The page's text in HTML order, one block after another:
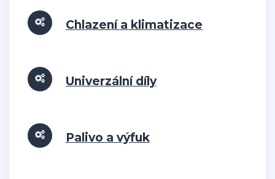
Chlazení a klimatizace
Univerzální díly
Palivo a výfuk